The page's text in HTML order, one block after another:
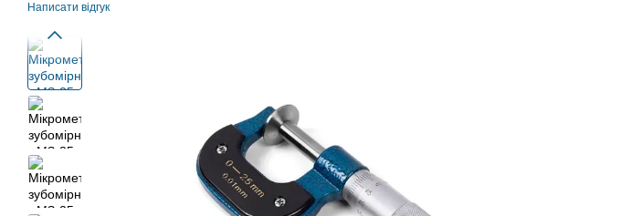
Написати відгук